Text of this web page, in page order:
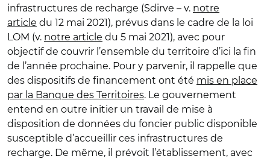
infrastructures de recharge (Sdirve – v. notre
article du 12 mai 2021), prévus dans le cadre de la loi
LOM (v. notre article du 5 mai 2021), avec pour
objectif de couvrir l’ensemble du territoire d’ici la fin
de l’année prochaine. Pour y parvenir, il rappelle que
des dispositifs de financement ont été mis en place
par la Banque des Territoires. Le gouvernement
entend en outre initier un travail de mise à
disposition de données du foncier public disponible
susceptible d’accueillir ces infrastructures de
recharge. De même, il prévoit l’établissement, avec